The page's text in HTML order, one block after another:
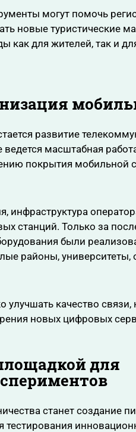
могут помочь
новые туристические
как для жителей, так и
развитие
масштабная
покрытия мобильной
инфраструктура
станций. Только за
были
районы, университеты,
улучшать качество связи,
новых цифровых
для
станет создание
тестирования